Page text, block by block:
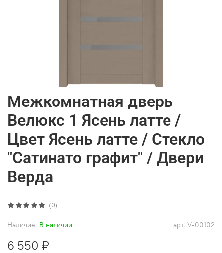
(0)
арт. V-00102
Наличие: В наличии
Межкомнатная дверь
Велюкс 1 Ясень латте /
Цвет Ясень латте / Стекло
"Сатинато графит" / Двери
Верда
6 550 ₽